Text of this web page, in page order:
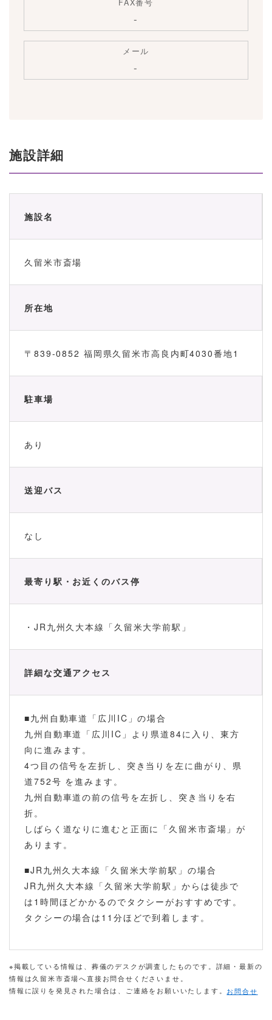
-
メール
-
施設詳細
施設名
久留米市斎場
所在地
〒839-0852 福岡県久留米市高良内町4030番地1
駐車場
あり
送迎バス
なし
最寄り駅・お近くのバス停
・JR九州久大本線「久留米大学前駅」
詳細な交通アクセス
■九州自動車道「広川IC」の場合
九州自動車道「広川IC」より県道84に入り、東方
向に進みます。
4つ目の信号を左折し、突き当りを左に曲がり、県
道752号 を進みます。
九州自動車道の前の信号を左折し、突き当りを右
折。
しばらく道なりに進むと正面に「久留米市斎場」が
あります。
■JR九州久大本線「久留米大学前駅」の場合
JR九州久大本線「久留米大学前駅」からは徒歩で
は1時間ほどかかるのでタクシーがおすすめです。
タクシーの場合は11分ほどで到着します。
※掲載している情報は、葬儀のデスクが調査したものです。詳細・最新の
情報は久留米市斎場へ直接お問合せくださいませ。
情報に誤りを発見された場合は、ご連絡をお願いいたします。 お問合せ